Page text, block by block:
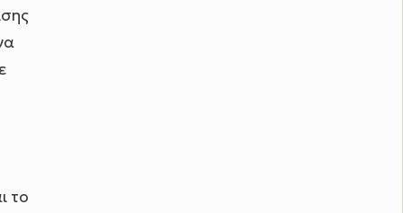
το